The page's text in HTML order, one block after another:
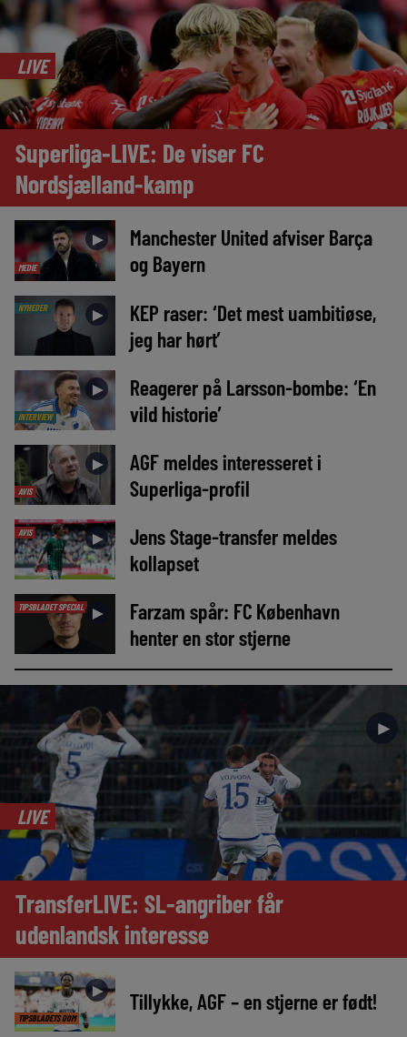
LIVE
Superliga-LIVE: De viser FC
Nordsjælland-kamp
MEDIE
►
Manchester United afviser Barça
og Bayern
NYHEDER ►
KEP raser: ‘Det mest uambitiøse,
jeg har hørt’
INTERVIEW
►
Reagerer på Larsson-bombe: ‘En
vild historie’
AVIS
►
AGF meldes interesseret i
Superliga-profil
AVIS ►
Jens Stage-transfer meldes
kollapset
TIPSBLADET SPECIAL ►
Farzam spår: FC København
henter en stor stjerne
►
LIVE
TransferLIVE: SL-angriber får
udenlandsk interesse
TIPSBLADETS DOM
► Tillykke, AGF – en stjerne er født!